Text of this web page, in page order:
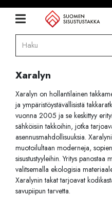
Xaralyn
Xaralyn on hollantilainen
ja ympäristöystävällisistä
vuonna 2005 ja se keskittyy
sähköisiin takkoihin, jotka
asennusmahdollisuuksia.
muotoilultaan moderneja,
sisustustyyleihin. Yritys panostaa
valitsemalla ekologisia
Xaralynin takat tarjoavat
savupiipun tarvetta.